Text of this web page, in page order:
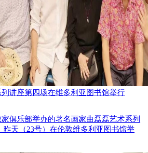
讲座第四场在维多利亚图书馆举行
俱乐部举办的著名画家曲磊磊艺术系列
昨天（23号）在伦敦维多利亚图书馆举